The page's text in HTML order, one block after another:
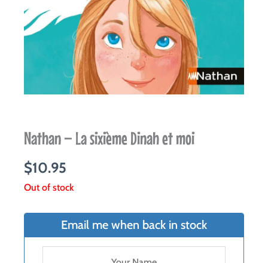
Nathan – La sixième Dinah et moi
$10.95
Out of stock
Email me when back in stock